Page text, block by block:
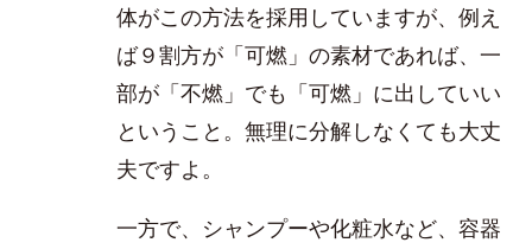
体がこの方法を採用していますが、例え
ば９割方が「可燃」の素材であれば、一
部が「不燃」でも「可燃」に出していい
ということ。無理に分解しなくても大丈
夫ですよ。
一方で、シャンプーや化粧水など、容器